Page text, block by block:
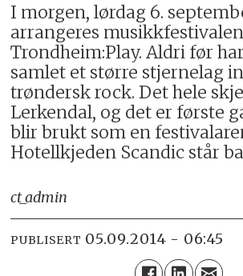
I morgen, lørdag 6.
arrangeres musikkfestivalen
Trondheim:Play. Aldri før
samlet et større stjernelag
trøndersk rock. Det hele
Lerkendal, og det er første
blir brukt som en
Hotellkjeden Scandic står
ct_admin
PUBLISERT 05.09.2014 - 06:45